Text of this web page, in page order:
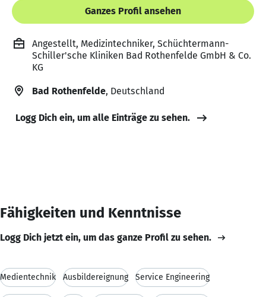
Ganzes Profil ansehen
Angestellt, Medizintechniker, Schüchtermann-
Schiller'sche Kliniken Bad Rothenfelde GmbH & Co.
KG
Bad Rothenfelde, Deutschland
Logg Dich ein, um alle Einträge zu sehen.
Fähigkeiten und Kenntnisse
Logg Dich jetzt ein, um das ganze Profil zu sehen.
Medientechnik Ausbildereignung Service Engineering